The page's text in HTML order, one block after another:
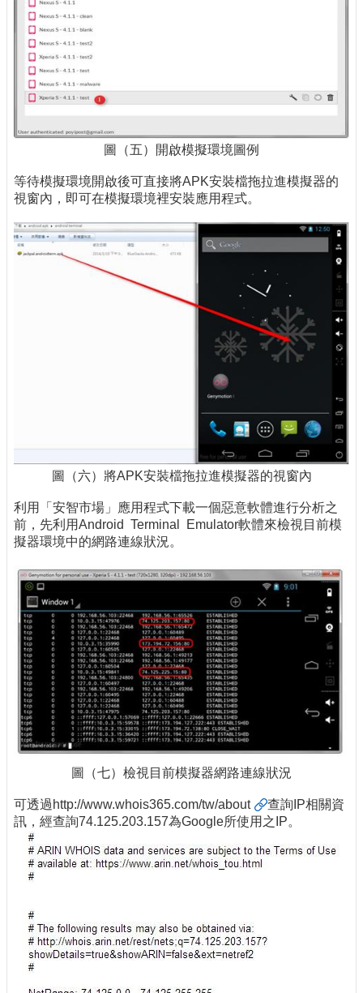
圖（五）開啟模擬環境圖例
等待模擬環境開啟後可直接將APK安裝檔拖拉進模擬器的
視窗內，即可在模擬環境裡安裝應用程式。
圖（六）將APK安裝檔拖拉進模擬器的視窗內
利用「安智市場」應用程式下載一個惡意軟體進行分析之
前，先利用Android Terminal Emulator軟體來檢視目前模
擬器環境中的網路連線狀況。
圖（七）檢視目前模擬器網路連線狀況
可透過 http://www.whois365.com/tw/about
查詢IP相關資
訊，經查詢74.125.203.157為Google所使用之IP。